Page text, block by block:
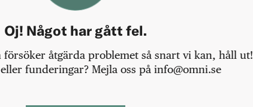
Oj! Något har gått fel.
åtgärda problemet så snart vi kan, håll ut!
funderingar? Mejla oss på info@omni.se